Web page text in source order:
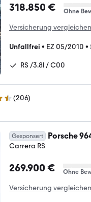
318.850 € Ohne
Versicherung vergleichen
Unfallfrei • EZ 05/2010 •
RS /3.8l / C00
(206)
Gesponsert Porsche
Carrera RS
269.900 € Ohne
Versicherung vergleichen